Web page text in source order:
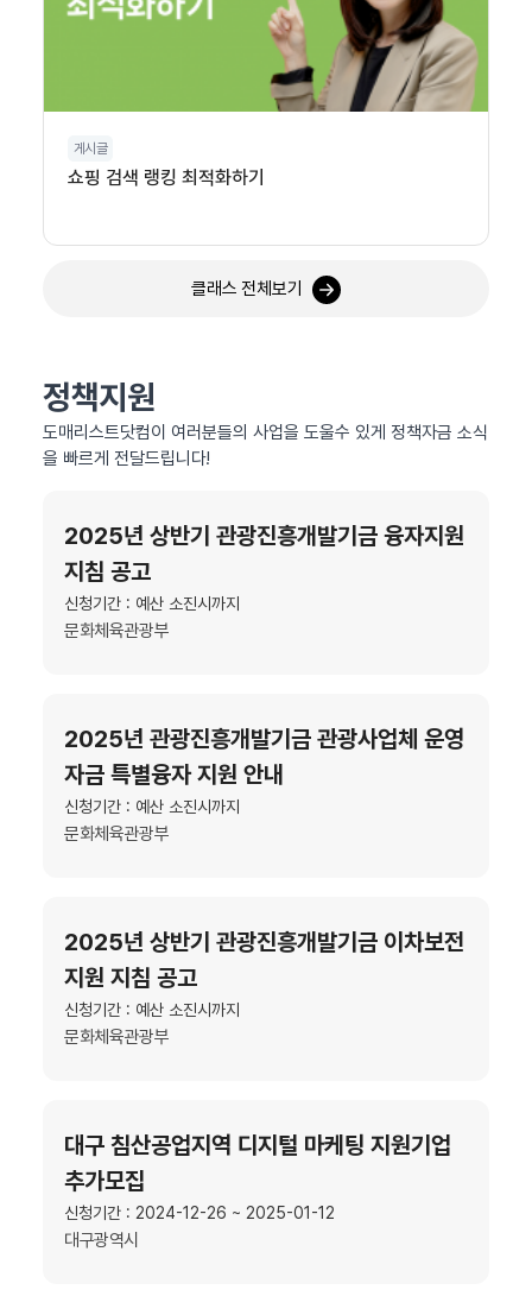
게시글
쇼핑 검색 랭킹 최적화하기
클래스 전체보기
정책지원
도매리스트닷컴이 여러분들의 사업을 도울수 있게 정책자금 소식
을 빠르게 전달드립니다!
2025년 상반기 관광진흥개발기금 융자지원
지침 공고
신청기간 : 예산 소진시까지
문화체육관광부
2025년 관광진흥개발기금 관광사업체 운영
자금 특별융자 지원 안내
신청기간 : 예산 소진시까지
문화체육관광부
2025년 상반기 관광진흥개발기금 이차보전
지원 지침 공고
신청기간 : 예산 소진시까지
문화체육관광부
대구 침산공업지역 디지털 마케팅 지원기업
추가모집
신청기간 : 2024-12-26 ~ 2025-01-12
대구광역시